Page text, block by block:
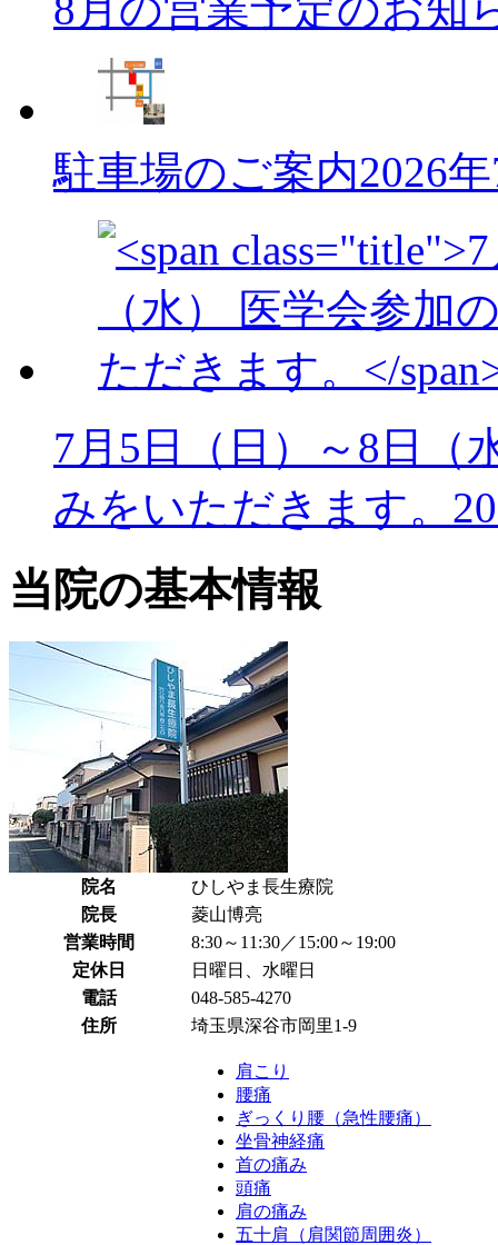
8月の営業予定のお知
駐車場のご案内2026
7月5日（日）～8日（
みをいただきます。
当院の基本情報
院名
ひしやま長生療院
院長
菱山博亮
営業時間
8:30～11:30／15:00～19:00
定休日
日曜日、水曜日
電話
048-585-4270
住所
埼玉県深谷市岡里1-9
肩こり
腰痛
ぎっくり腰（急性腰痛）
坐骨神経痛
首の痛み
頭痛
肩の痛み
五十肩（肩関節周囲炎）